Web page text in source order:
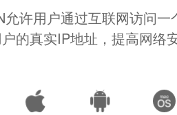
允许用户通过互联网访问
的真实IP地址，提高网络